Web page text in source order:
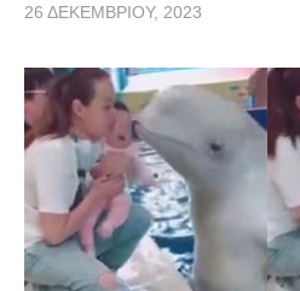
26 ΔΕΚΕΜΒΡΊΟΥ, 2023